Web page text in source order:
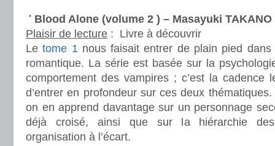
Blood Alone (volume 2 ) – Masayuki TAKANO
Plaisir de lecture : Livre à découvrir
Letome 1nous faisait entrer de plain pied
romantique. La série est basée sur la
comportement des vampires ; c’est la cadence
d’entrer en profondeur sur ces deux
on en apprend davantage sur un personnage
déjà croisé, ainsi que sur la hiérarchie
organisation à l’écart.